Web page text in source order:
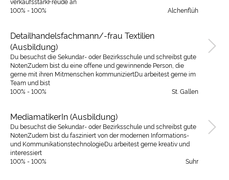
100% - 100%
Alchenflüh
Detailhandelsfachmann/-frau Textilien
(Ausbildung)
Du besuchst die Sekundar- oder Bezirksschule und schreibst gute
NotenZudem bist du eine offene und gewinnende Person, die
gerne mit ihren Mitmenschen kommuniziertDu arbeitest gerne im
Team und bist
100% - 100%
St. Gallen
MediamatikerIn (Ausbildung)
Du besuchst die Sekundar- oder Bezirksschule und schreibst gute
NotenZudem bist du fasziniert von der modernen Informations-
und KommunikationstechnologieDu arbeitest gerne kreativ und
interessiert
100% - 100%
Suhr